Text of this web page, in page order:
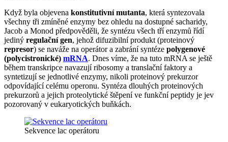
Když byla objevena konstitutivní mutanta, která syntezovala
všechny tři zmíněné enzymy bez ohledu na dostupné sacharidy,
Jacob a Monod předpověděli, že syntézu všech tří enzymů řídí
jediný regulační gen, jehož difuzibilní produkt (proteinový
represor) se naváže na operátor a zabrání syntéze polygenové
(polycistronické) mRNA. Dnes víme, že na tuto mRNA se ještě
během transkripce navazují ribosomy a translační faktory a
syntetizují se jednotlivé enzymy, nikoli proteinový prekurzor
odpovídající celému operonu. Syntéza dlouhých proteinových
prekurzorů a jejich proteolytické štěpení ve funkční peptidy je jev
pozorovaný v eukaryotických buňkách.
Sekvence lac operátoru